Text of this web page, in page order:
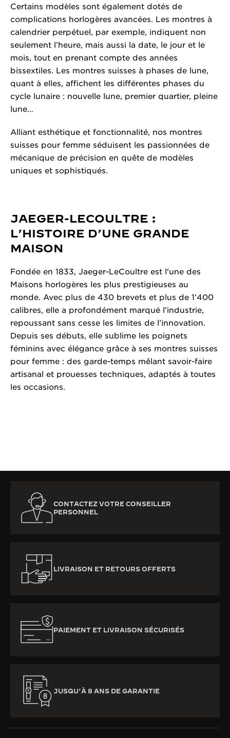
Certains modèles sont également dotés de
complications horlogères avancées. Les montres à
calendrier perpétuel, par exemple, indiquent non
seulement l’heure, mais aussi la date, le jour et le
mois, tout en prenant compte des années
bissextiles. Les montres suisses à phases de lune,
quant à elles, affichent les différentes phases du
cycle lunaire : nouvelle lune, premier quartier, pleine
lune…
Alliant esthétique et fonctionnalité, nos montres
suisses pour femme séduisent les passionnées de
mécanique de précision en quête de modèles
uniques et sophistiqués.
JAEGER-LECOULTRE :
L’HISTOIRE D’UNE GRANDE
MAISON
Fondée en 1833, Jaeger-LeCoultre est l'une des
Maisons horlogères les plus prestigieuses au
monde. Avec plus de 430 brevets et plus de 1’400
calibres, elle a profondément marqué l’industrie,
repoussant sans cesse les limites de l’innovation.
Depuis ses débuts, elle sublime les poignets
féminins avec élégance grâce à ses montres suisses
pour femme : des garde-temps mêlant savoir-faire
artisanal et prouesses techniques, adaptés à toutes
les occasions.
CONTACTEZ VOTRE CONSEILLER
PERSONNEL
LIVRAISON ET RETOURS OFFERTS
PAIEMENT ET LIVRAISON SÉCURISÉS
JUSQU’À 8 ANS DE GARANTIE